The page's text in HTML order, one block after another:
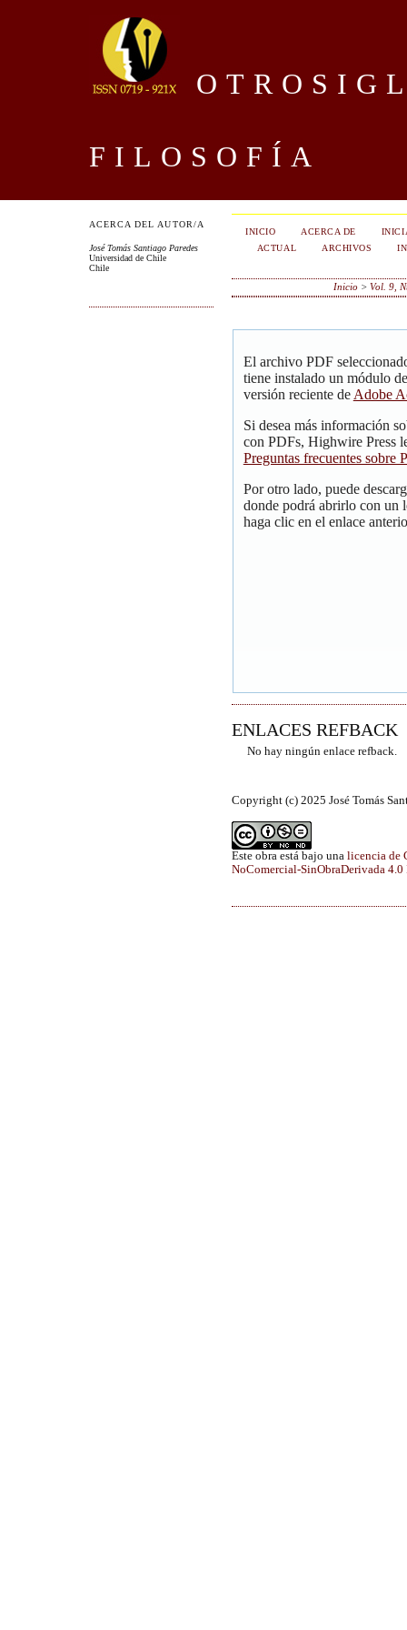
FILOSOFÍA
ACERCA DEL AUTOR/A
José Tomás Santiago Paredes
Universidad de Chile
Chile
INICIO ACERCA DE
ACTUAL
ARCHIVOS
Inicio >Vol. 9,
El archivo PDF
tiene instalado un módulo
versión reciente de Adobe
Si desea más información
con PDFs, Highwire Press
Preguntas frecuentes sobre
Por otro lado, puede
donde podrá abrirlo con un
haga clic en el enlace
ENLACES REFBACK
No hay ningún enlace refback.
Copyright (c) 2025 José Tomás
Este obra está bajo una licencia de
NoComercial-SinObraDerivada